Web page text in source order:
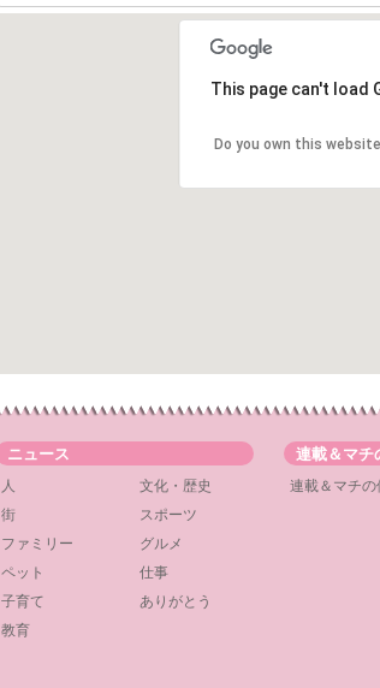
This page can't load
Do you own this
ニュース
人
文化・歴史
街
スポーツ
ファミリー
グルメ
ペット
仕事
子育て
ありがとう
教育
連載＆マチ
連載＆マチの